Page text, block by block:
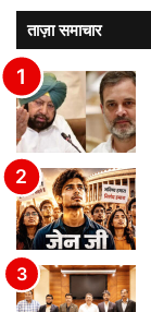
ताज़ा समाचार